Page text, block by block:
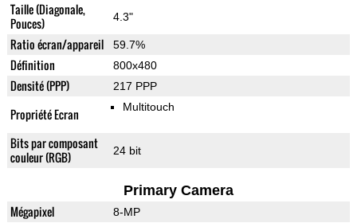
Taille (Diagonale,
Pouces)
4.3"
Ratio écran/appareil 59.7%
Définition 800x480
Densité (PPP) 217 PPP
Propriété Ecran Multitouch
Bits par composant
couleur (RGB)
24 bit
Primary Camera
Mégapixel 8-MP